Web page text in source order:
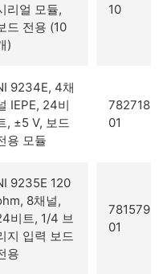
리얼 모듈,
드 전용 (10
)
10
9234E, 4채
IEPE, 24비
, ±5 V, 보드
용 모듈
782718-
01
9235E 120
8채널,
비트, 1/4 브
지 입력 보드
용
781579-
01